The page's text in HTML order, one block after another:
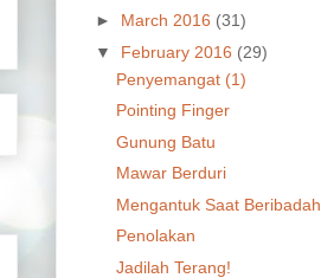
► March 2016 (31)
▼ February 2016 (29)
Penyemangat (1)
Pointing Finger
Gunung Batu
Mawar Berduri
Mengantuk Saat Beribadah
Penolakan
Jadilah Terang!